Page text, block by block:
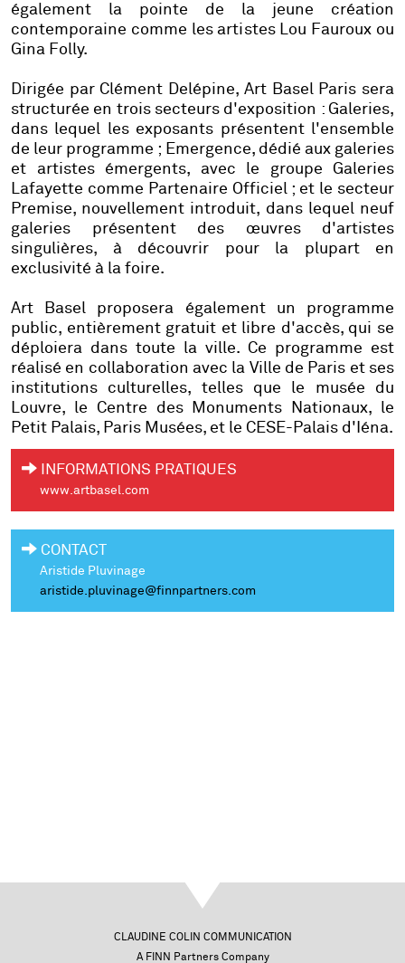
également la pointe de la jeune création
contemporaine comme les artistes Lou Fauroux ou
Gina Folly.
Dirigée par Clément Delépine, Art Basel Paris sera
structurée en trois secteurs d'exposition : Galeries,
dans lequel les exposants présentent l'ensemble
de leur programme ; Emergence, dédié aux galeries
et artistes émergents, avec le groupe Galeries
Lafayette comme Partenaire Officiel ; et le secteur
Premise, nouvellement introduit, dans lequel neuf
galeries présentent des œuvres d'artistes
singulières, à découvrir pour la plupart en
exclusivité à la foire.
Art Basel proposera également un programme
public, entièrement gratuit et libre d'accès, qui se
déploiera dans toute la ville. Ce programme est
réalisé en collaboration avec la Ville de Paris et ses
institutions culturelles, telles que le musée du
Louvre, le Centre des Monuments Nationaux, le
Petit Palais, Paris Musées, et le CESE-Palais d'Iéna.
INFORMATIONS PRATIQUES
www.artbasel.com
CONTACT
Aristide Pluvinage
aristide.pluvinage@finnpartners.com
CLAUDINE COLIN COMMUNICATION
A FINN Partners Company